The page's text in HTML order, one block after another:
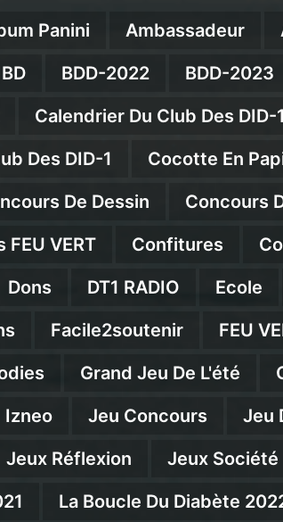
Panini Ambassadeur
BD BDD-2022 BDD-2023
Calendrier Du Club Des DID-1
Des DID-1 Cocotte En
De Dessin Concours
FEU VERT Confitures
Dons DT1 RADIO Ecole
Facile2soutenir FEU
Grand Jeu De L'été
Izneo Jeu Concours Jeu
Jeux Réflexion Jeux Société
La Boucle Du Diabète